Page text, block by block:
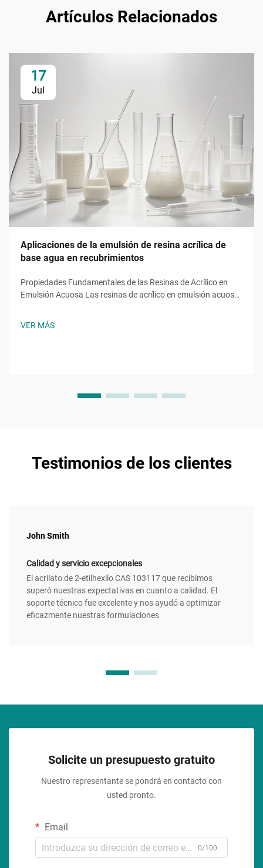
Artículos Relacionados
17
Jul
Aplicaciones de la emulsión de resina acrílica de
base agua en recubrimientos
Propiedades Fundamentales de las Resinas de Acrílico en
Emulsión Acuosa Las resinas de acrílico en emulsión acuosa
específicos, como el acrilato de 2-etilhexilo (2EHA). Este
VER MÁS
Testimonios de los clientes
John Smith
Calidad y servicio excepcionales
El acrilato de 2-etilhexilo CAS 103117 que recibimos
superó nuestras expectativas en cuanto a calidad. El
soporte técnico fue excelente y nos ayudó a optimizar
eficazmente nuestras formulaciones
Solicite un presupuesto gratuito
Nuestro representante se pondrá en contacto con
usted pronto.
Email
0/100